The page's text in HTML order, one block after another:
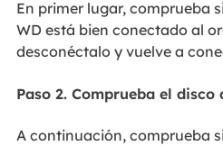
En primer lugar, comprueba
WD está bien conectado al
desconéctalo y vuelve a
Paso 2. Comprueba el disco
A continuación, comprueba